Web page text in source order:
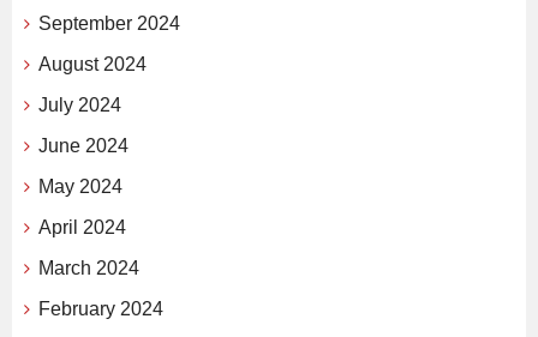
September 2024
August 2024
July 2024
June 2024
May 2024
April 2024
March 2024
February 2024